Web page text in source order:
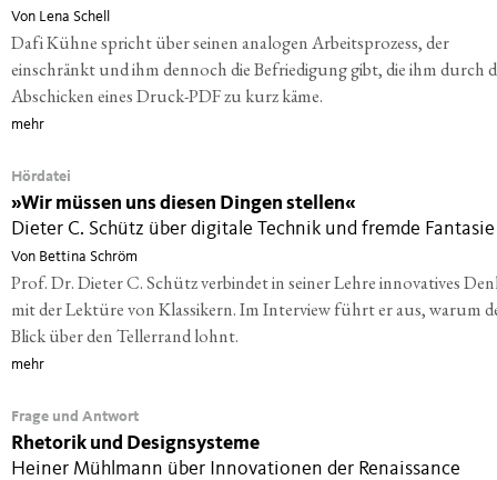
Von Lena Schell
Dafi Kühne spricht über seinen analogen Arbeitsprozess, der
einschränkt und ihm dennoch die Befriedigung gibt, die ihm durch
Abschicken eines Druck-PDF zu kurz käme.
mehr
Hördatei
»Wir müssen uns diesen Dingen stellen«
Dieter C. Schütz über digitale Technik und fremde Fantasie
Von Bettina Schröm
Prof. Dr. Dieter C. Schütz verbindet in seiner Lehre innovatives
mit der Lektüre von Klassikern. Im Interview führt er aus, warum
Blick über den Tellerrand lohnt.
mehr
Frage und Antwort
Rhetorik und Designsysteme
Heiner Mühlmann über Innovationen der Renaissance